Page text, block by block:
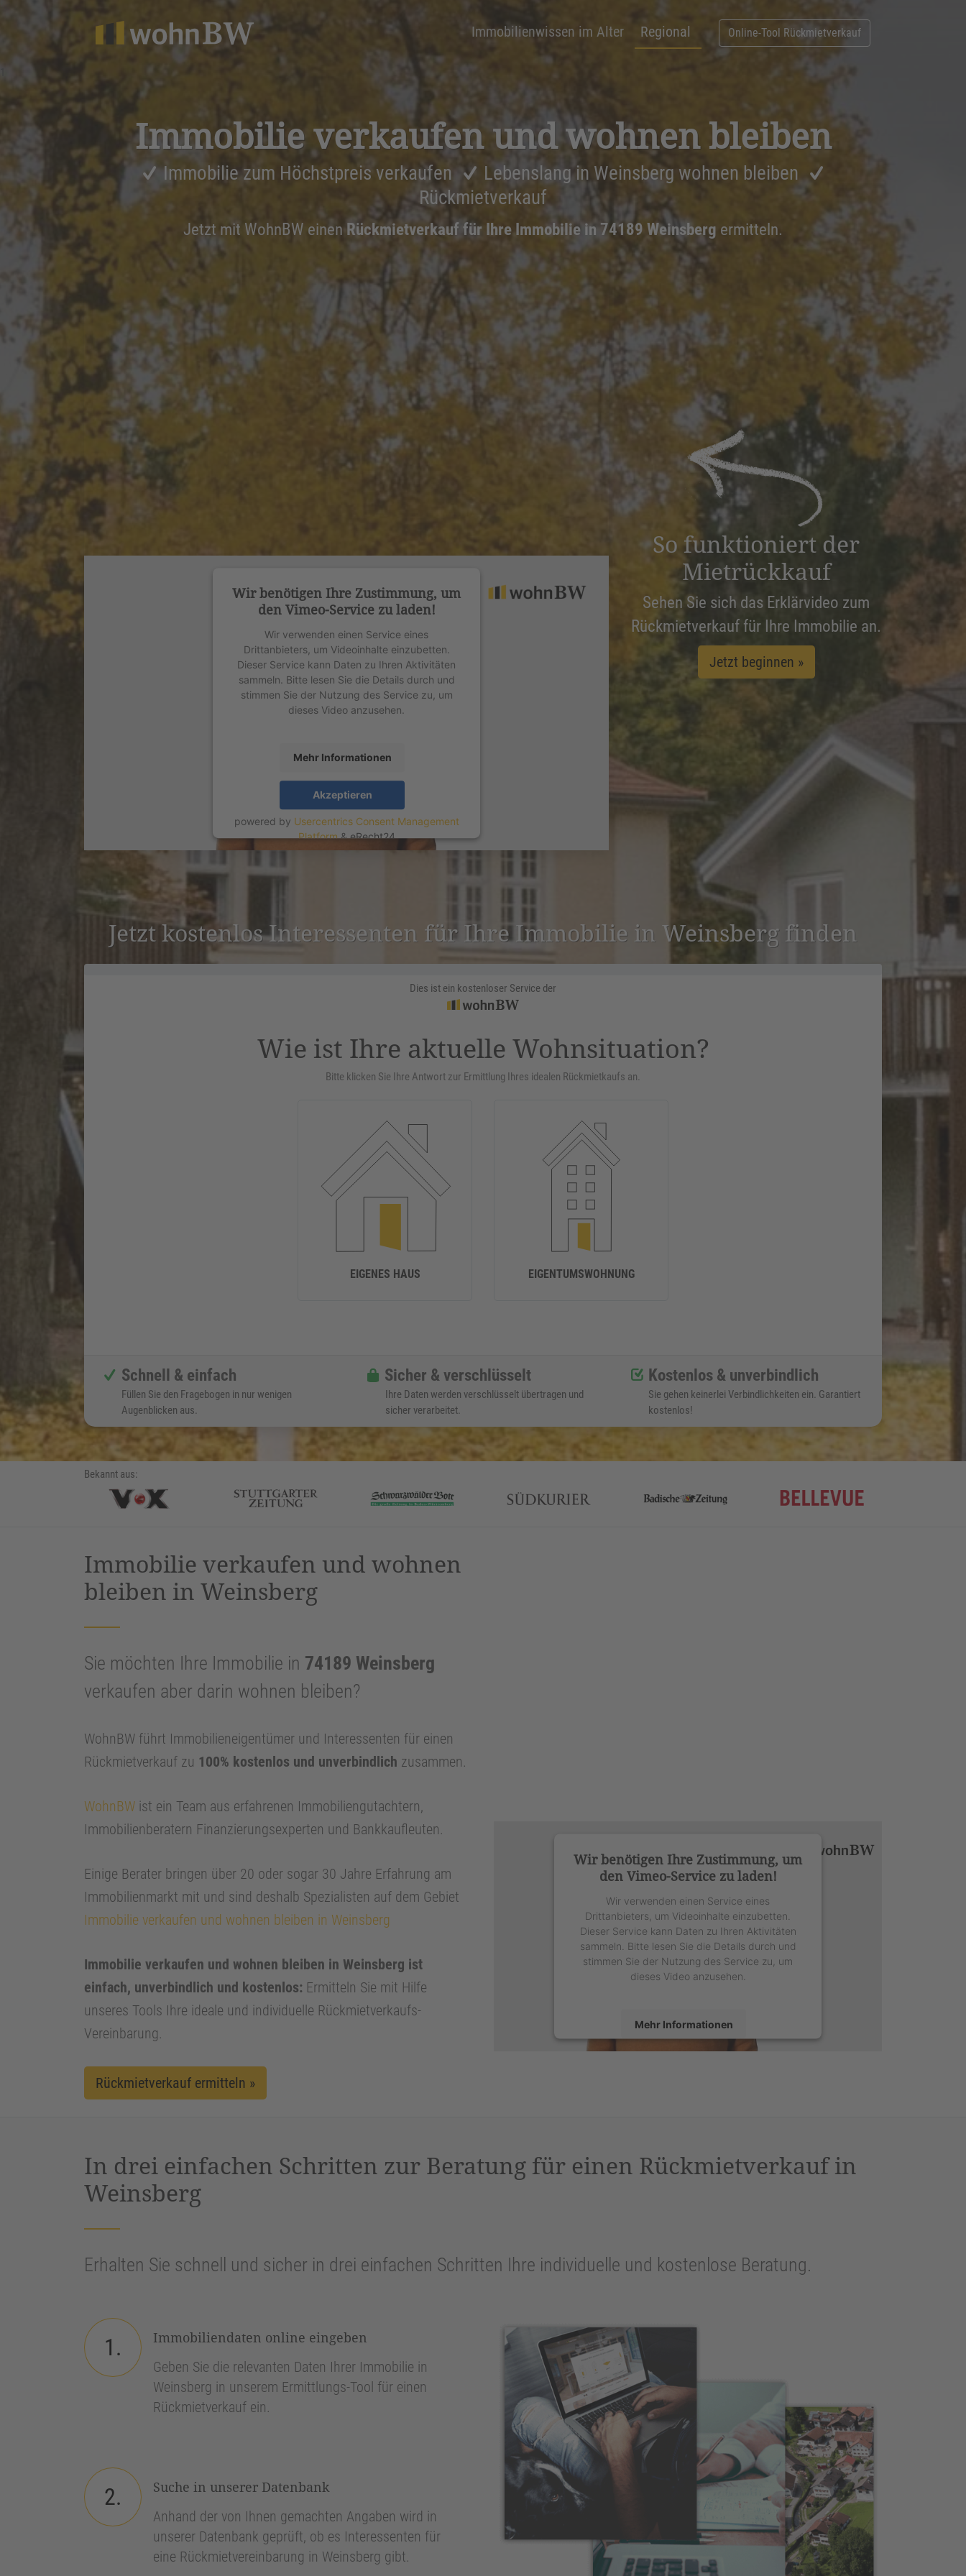
Immobilienwissen im Alter Regional Online-Tool Rückmietverkauf
Immobilie verkaufen und wohnen bleiben
Immobilie zum Höchstpreis verkaufen
Lebenslang in Weinsberg wohnen bleiben
Rückmietverkauf
Jetzt mit WohnBW einen Rückmietverkauf für Ihre Immobilie in 74189 Weinsberg ermitteln.
Wir benötigen Ihre Zustimmung, um
den Vimeo-Service zu laden!
Wir verwenden einen Service eines
Drittanbieters, um Videoinhalte einzubetten.
Dieser Service kann Daten zu Ihren Aktivitäten
sammeln. Bitte lesen Sie die Details durch und
stimmen Sie der Nutzung des Service zu, um
dieses Video anzusehen.
Mehr Informationen
Akzeptieren
powered by Usercentrics Consent Management
Platform&eRecht24
So funktioniert der
Mietrückkauf
Sehen Sie sich das Erklärvideo zum
Rückmietverkauf für Ihre Immobilie an.
Jetzt beginnen »
Jetzt kostenlos Inter­es­senten für Ihre Immobilie in Weinsberg finden
Dies ist ein kostenloser Service der
Wie ist Ihre aktuelle Wohnsituation?
Bitte klicken Sie Ihre Antwort zur Ermittlung Ihres idealen Rückmietkaufs an.
EIGENES HAUS EIGENTUMSWOHNUNG
Schnell & einfach
Füllen Sie den Fragebogen in nur wenigen
Augenblicken aus.
Sicher & verschlüsselt
Ihre Daten werden verschlüsselt übertragen und
sicher verarbeitet.
Kostenlos & unverbindlich
Sie gehen keinerlei Verbindlichkeiten ein. Garantiert
kostenlos!
Bekannt aus:
Immobilie verkaufen und wohnen
bleiben in Weinsberg
Sie möchten Ihre Immobilie in 74189 Weinsberg
verkaufen aber darin wohnen bleiben?
WohnBW führt Immobilieneigentümer und Interessenten für einen
Rückmietverkauf zu 100% kostenlos und unverbindlich zusammen.
WohnBW ist ein Team aus erfahrenen Immobiliengutachtern,
Immobilienberatern Finanzierungsexperten und Bankkaufleuten.
Einige Berater bringen über 20 oder sogar 30 Jahre Erfahrung am
Immobilienmarkt mit und sind deshalb Spezialisten auf dem Gebiet
Immobilie verkaufen und wohnen bleiben in Weinsberg
Immobilie verkaufen und wohnen bleiben in Weinsberg ist
einfach, unverbindlich und kostenlos: Ermitteln Sie mit Hilfe
unseres Tools Ihre ideale und individuelle Rückmietverkaufs-
Vereinbarung.
Rückmietverkauf ermitteln »
Wir benötigen Ihre Zustimmung, um
den Vimeo-Service zu laden!
Wir verwenden einen Service eines
Drittanbieters, um Videoinhalte einzubetten.
Dieser Service kann Daten zu Ihren Aktivitäten
sammeln. Bitte lesen Sie die Details durch und
stimmen Sie der Nutzung des Service zu, um
dieses Video anzusehen.
Mehr Informationen
In drei einfachen Schritten zur Beratung für einen Rückmietverkauf in
Weinsberg
Erhalten Sie schnell und sicher in drei einfachen Schritten Ihre individuelle und kostenlose Beratung.
1.
Immobiliendaten online eingeben
Geben Sie die relevanten Daten Ihrer Immobilie in
Weinsberg in unserem Ermittlungs-Tool für einen
Rückmietverkauf ein.
2.
Suche in unserer Datenbank
Anhand der von Ihnen gemachten Angaben wird in
unserer Datenbank geprüft, ob es Interessenten für
eine Rückmietvereinbarung in Weinsberg gibt.